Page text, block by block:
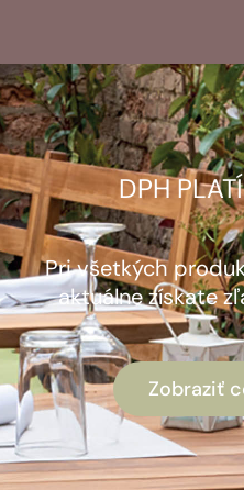
DPH
Pri všetkých
aktuálne získate
Zobraziť